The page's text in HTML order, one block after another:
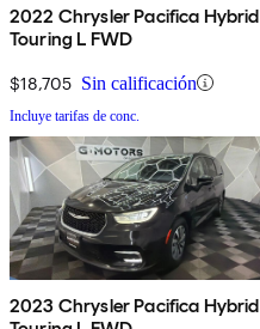
2022 Chrysler Pacifica Hybrid
Touring L FWD
$18,705 Sin calificación
Incluye tarifas de conc.
2023 Chrysler Pacifica Hybrid